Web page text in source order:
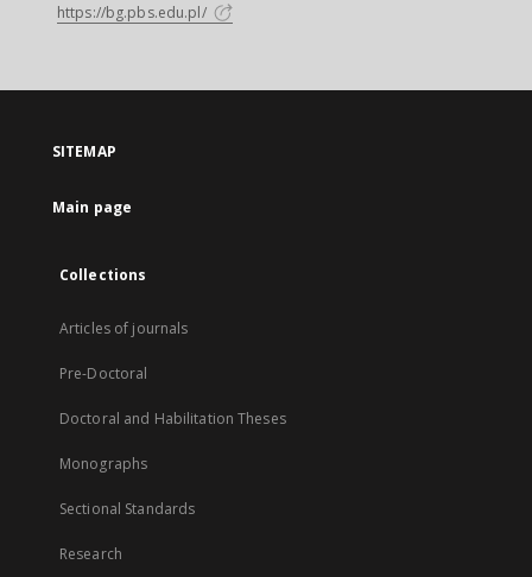
https://bg.pbs.edu.pl/
SITEMAP
Main page
Collections
Articles of journals
Pre-Doctoral
Doctoral and Habilitation Theses
Monographs
Sectional Standards
Research